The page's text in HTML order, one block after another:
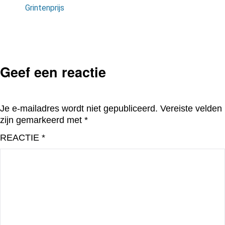
Grintenprijs
Geef een reactie
Je e-mailadres wordt niet gepubliceerd. Vereiste velden
zijn gemarkeerd met *
REACTIE *